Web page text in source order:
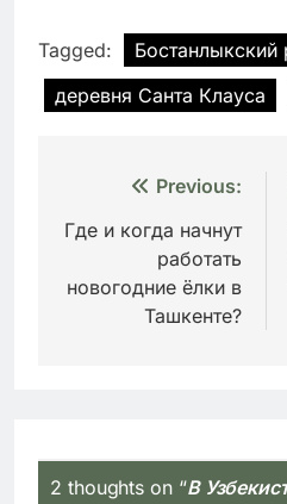
Tagged:
Бостанлыкский
деревня Санта Клауса
Навигация
по
записям
Previous:
Где и когда начнут
работать
новогодние ёлки в
Ташкенте?
2 thoughts on “В